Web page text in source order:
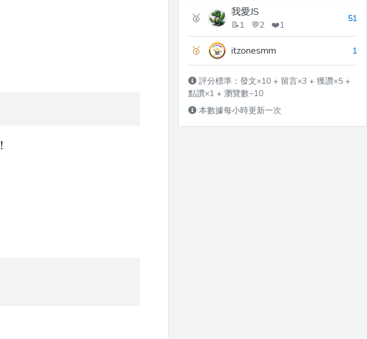
🥈 我愛JS
📝1 💬2 ❤️1
51
🥉 itzonesmm 1
評分標準：發文×10 + 留言×3 + 獲讚×5 +
點讚×1 + 瀏覽數÷10
本數據每小時更新一次